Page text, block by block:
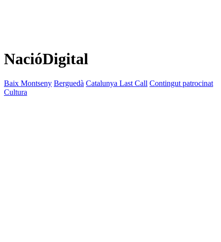
NacióDigital
Baix Montseny Berguedà Catalunya Last Call Contingut patrocinat
Cultura